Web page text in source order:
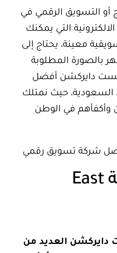
أو التسويق الرقمي في
التي يمكنك
معينة، يحتاج إلى
بالصورة المطلوبة
دايركشن أفضل
حيث نمتلك
وأكفأهم في الوطن
مميزات شركة East
العديد من